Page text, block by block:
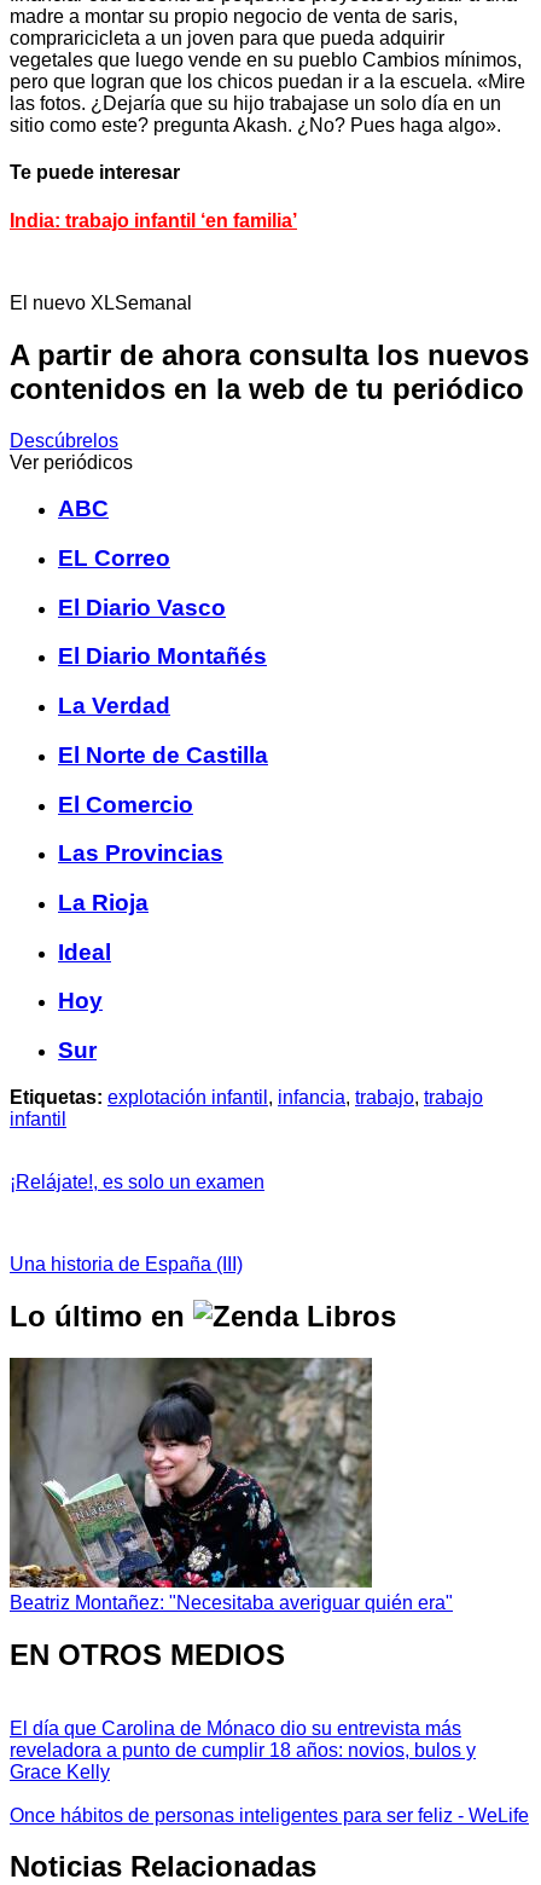
madre a montar su propio negocio de venta de saris,
compraricicleta a un joven para que pueda adquirir
vegetales que luego vende en su pueblo Cambios mínimos,
pero que logran que los chicos puedan ir a la escuela. «Mire
las fotos. ¿Dejaría que su hijo trabajase un solo día en un
sitio como este? pregunta Akash. ¿No? Pues haga algo».
Te puede interesar
India: trabajo infantil ‘en familia’
El nuevo XLSemanal
A partir de ahora consulta los nuevos
contenidos en la web de tu periódico
Descúbrelos
Ver periódicos
ABC
EL Correo
El Diario Vasco
El Diario Montañés
La Verdad
El Norte de Castilla
El Comercio
Las Provincias
La Rioja
Ideal
Hoy
Sur
Etiquetas: explotación infantil , infancia, trabajo, trabajo
infantil
¡Relájate!, es solo un examen
Una historia de España (III)
Lo último en
Beatriz Montañez: "Necesitaba averiguar quién era"
EN OTROS MEDIOS
El día que Carolina de Mónaco dio su entrevista más
reveladora a punto de cumplir 18 años: novios, bulos y
Grace Kelly
Once hábitos de personas inteligentes para ser feliz - WeLife
Noticias Relacionadas